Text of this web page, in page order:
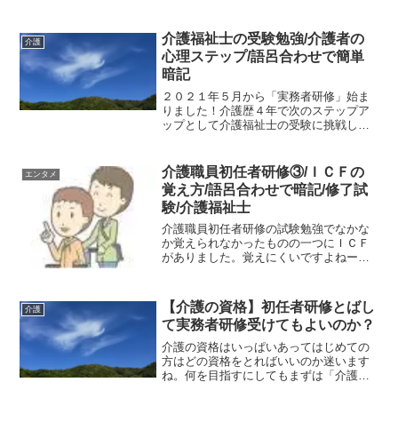
今日は「身体拘束」についてです。身...
介護
介護福祉士の受験勉強/介護者の
心理ステップ/語呂合わせで簡単
暗記
２０２１年５月から「実務者研修」始ま
りました！介護歴４年で次のステップア
ップとして介護福祉士の受験に挑戦しま
った語呂合わせが好評だっ...
エンタメ
介護職員初任者研修③/ＩＣＦの
覚え方/語呂合わせで暗記/修了試
験/介護福祉士
介護職員初任者研修の試験勉強でなかな
か覚えられなかったものの一つにＩＣＦ
がありました。覚えにくいですよねー頭
ります(^_^)/是非これで覚えて下さいねけ
しからん、...
介護
【介護の資格】初任者研修とばし
て実務者研修受けてもよいのか？
介護の資格はいっぱいあってはじめての
方はどの資格をとればいいのか迷います
ね。何を目指すにしてもまずは「介護職